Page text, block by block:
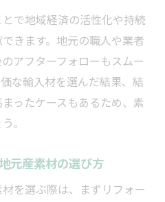
で地域経済の活性化や持続
きます。地元の職人や業者
アフターフォローもスムー
な輸入材を選んだ結果、結
ったケースもあるため、素
。
元産素材の選び方
を選ぶ際は、まずリフォー